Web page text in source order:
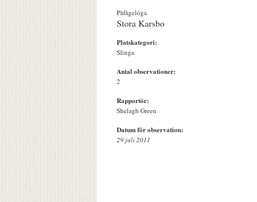
Påfågelöga
Stora Karsbo
Platskategori:
Slinga
Antal observationer:
2
Rapportör:
Shelagh Green
Datum för observation:
29 juli 2011